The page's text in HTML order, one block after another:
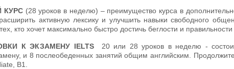
КУРС(28 уроков в неделю) – преимущество курса в
активную лексику и улучшить навыки свободного
кто хочет максимально быстро достичь беглости и правильности
К ЭКЗАМЕНУ IELTS20 или 28 уроков в неделю - состоит
и 8 послеобеденных занятий общим английским.
В1.